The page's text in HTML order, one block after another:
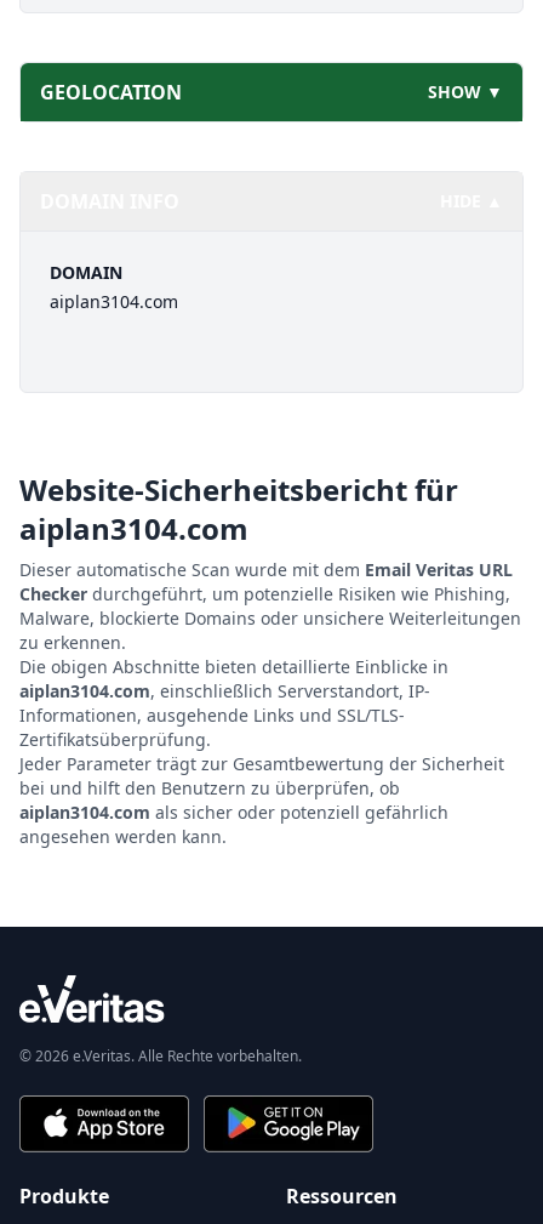
GEOLOCATION SHOW ▼
DOMAIN
aiplan3104.com
Website-Sicherheitsbericht für
aiplan3104.com
Dieser automatische Scan wurde mit dem Email Veritas URL
Checker durchgeführt, um potenzielle Risiken wie Phishing,
Malware, blockierte Domains oder unsichere Weiterleitungen
zu erkennen.
Die obigen Abschnitte bieten detaillierte Einblicke in
aiplan3104.com, einschließlich Serverstandort, IP-
Informationen, ausgehende Links und SSL/TLS-
Zertifikatsüberprüfung.
Jeder Parameter trägt zur Gesamtbewertung der Sicherheit
bei und hilft den Benutzern zu überprüfen, ob
aiplan3104.com als sicher oder potenziell gefährlich
angesehen werden kann.
© 2026 e.Veritas. Alle Rechte vorbehalten.
Produkte Ressourcen